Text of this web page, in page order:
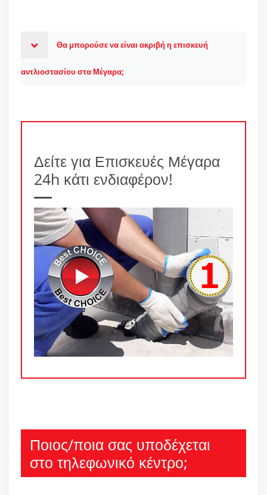
Θα μπορούσε να είναι ακριβή η επισκευή
αντλιοστασίου στα Μέγαρα;
Δείτε για Επισκευές Μέγαρα
24h κάτι ενδιαφέρον!
Ποιος/ποια σας υποδέχεται
στο τηλεφωνικό κέντρο;